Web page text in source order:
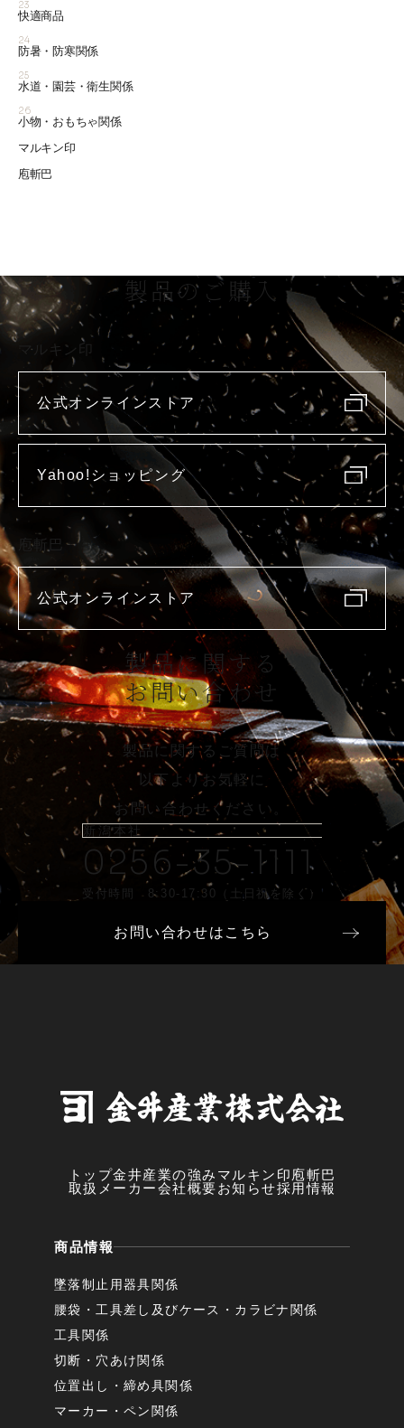
23
快適商品
24
防暑・防寒関係
25
水道・園芸・衛生関係
26
小物・おもちゃ関係
マルキン印
庖斬巴
製品のご購入
マルキン印
公式オンラインストア
Yahoo!ショッピング
庖斬巴
公式オンラインストア
製品に関する
お問い合わせ
製品に関するご質問は
以下よりお気軽に
お問い合わせください。
新潟本社
0256-35-1111
受付時間 8:30-17:30（土日祝を除く）
お問い合わせはこちら
トップ金井産業の強み マルキン印 庖斬巴
取扱メーカー会社概要お知らせ採用情報
商品情報
墜落制止用器具関係
腰袋・工具差し及びケース・カラビナ関係
工具関係
切断・穴あけ関係
位置出し・締め具関係
マーカー・ペン関係